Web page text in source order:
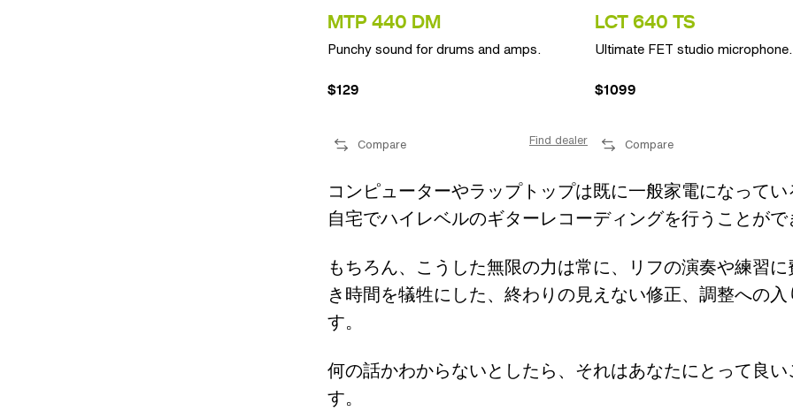
MTP 440 DM
Punchy sound for drums and amps.
$129
Compare Find dealer
LCT 640 TS
Ultimate FET studio microphone.
$1099
Compare
コンピューターやラップトップは既に一般家電になって
自宅でハイレベルのギターレコーディングを行うことが
もちろん、こうした無限の力は常に、リフの演奏や練習
き時間を犠牲にした、終わりの見えない修正、調整への
す。
何の話かわからないとしたら、それはあなたにとって良
す。